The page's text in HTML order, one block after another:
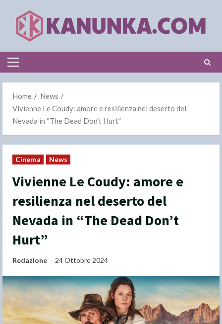
content
Primary
Home
News
Vivienne Le Coudy: amore e resilienza nel deserto del
Nevada in “The Dead Don’t Hurt”
Cinema News
Vivienne Le Coudy: amore e
resilienza nel deserto del
Nevada in “The Dead Don’t
Hurt”
Redazione 24 Ottobre 2024